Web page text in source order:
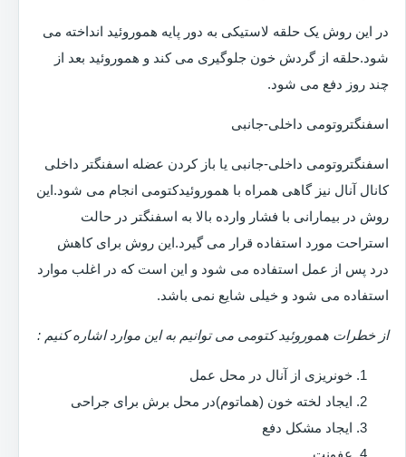
در این روش یک حلقه لاستیکی به دور پایه هموروئید انداخته می
شود.حلقه از گردش خون جلوگیری می کند و هموروئید بعد از
چند روز دفع می شود.
اسفنگتروتومی داخلی-جانبی
اسفنگتروتومی داخلی-جانبی یا باز کردن عضله اسفنگتر داخلی
کانال آنال نیز گاهی همراه با هموروئیدکتومی انجام می شود.این
روش در بیمارانی با فشار وارده بالا به اسفنگتر در حالت
استراحت مورد استفاده قرار می گیرد.این روش برای کاهش
درد پس از عمل استفاده می شود و این است که در اغلب موارد
استفاده می شود و خیلی شایع نمی باشد.
از خطرات هموروئید کتومی می توانیم به این موارد اشاره کنیم :
خونریزی از آنال در محل عمل
ایجاد لخته خون (هماتوم)در محل برش برای جراحی
ایجاد مشکل دفع
عفونت